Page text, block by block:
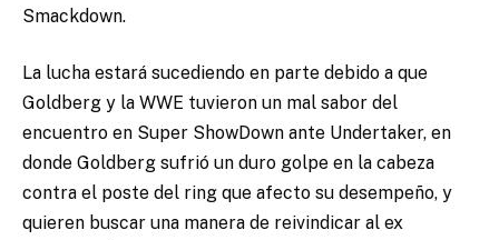
Smackdown.
La lucha estará sucediendo en parte debido a que
Goldberg y la WWE tuvieron un mal sabor del
encuentro en Super ShowDown ante Undertaker, en
donde Goldberg sufrió un duro golpe en la cabeza
contra el poste del ring que afecto su desempeño, y
quieren buscar una manera de reivindicar al ex